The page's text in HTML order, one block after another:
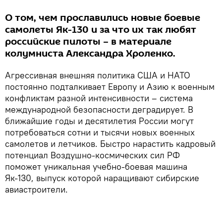
О том, чем прославились новые боевые
самолеты Як-130 и за что их так любят
российские пилоты – в материале
колумниста Александра Хроленко.
Агрессивная внешняя политика США и НАТО
постоянно подталкивает Европу и Азию к военным
конфликтам разной интенсивности – система
международной безопасности деградирует. В
ближайшие годы и десятилетия России могут
потребоваться сотни и тысячи новых военных
самолетов и летчиков. Быстро нарастить кадровый
потенциал Воздушно-космических сил РФ
поможет уникальная учебно-боевая машина
Як-130, выпуск которой наращивают сибирские
авиастроители.